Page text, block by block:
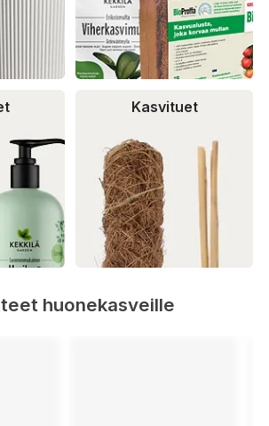
Kasvituet
huonekasveille